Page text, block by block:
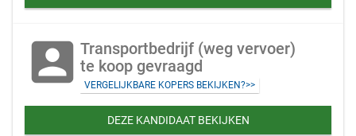
account_box Transportbedrijf (weg vervoer)
te koop gevraagd
VERGELIJKBARE KOPERS BEKIJKEN?>>
DEZE KANDIDAAT BEKIJKEN